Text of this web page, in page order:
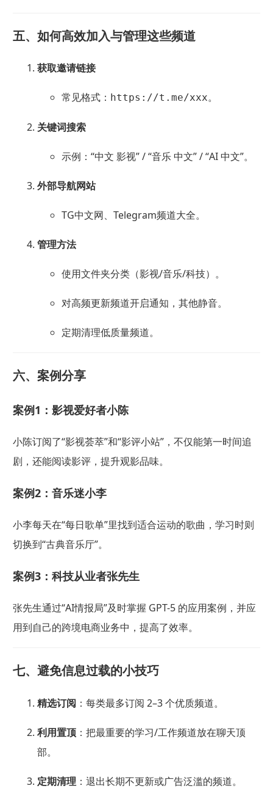
五、如何高效加入与管理这些频道
获取邀请链接
常见格式： https://t.me/xxx。
关键词搜索
示例：“中文 影视” / “音乐 中文” / “AI 中文”。
外部导航网站
TG中文网、Telegram频道大全。
管理方法
使用文件夹分类（影视/音乐/科技）。
对高频更新频道开启通知，其他静音。
定期清理低质量频道。
六、案例分享
案例1：影视爱好者小陈
小陈订阅了“影视荟萃”和“影评小站”，不仅能第一时间追
剧，还能阅读影评，提升观影品味。
案例2：音乐迷小李
小李每天在“每日歌单”里找到适合运动的歌曲，学习时则
切换到“古典音乐厅”。
案例3：科技从业者张先生
张先生通过“AI情报局”及时掌握 GPT-5 的应用案例，并应
用到自己的跨境电商业务中，提高了效率。
七、避免信息过载的小技巧
精选订阅 ：每类最多订阅 2–3 个优质频道。
利用置顶：把最重要的学习/工作频道放在聊天顶
部。
定期清理 ：退出长期不更新或广告泛滥的频道。